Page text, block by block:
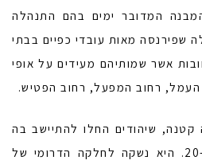
המדובר ימים בהם התנהלה
שפירנסה מאות עובדי כפיים בבתי
אשר שמותיהם מעידים על אופי
רחוב המפעל, רחוב הפטיש.
קטנה, שיהודים החלו להתיישב בה